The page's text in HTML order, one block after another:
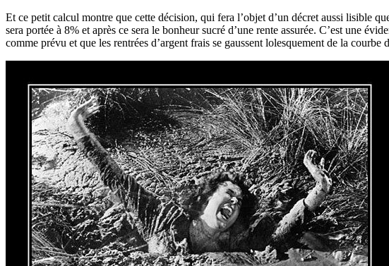
Et ce petit calcul montre que cette décision, qui fera l’objet d’un décret aussi lisible
sera portée à 8% et après ce sera le bonheur sucré d’une rente assurée. C’est une
comme prévu et que les rentrées d’argent frais se gaussent lolesquement de la courbe